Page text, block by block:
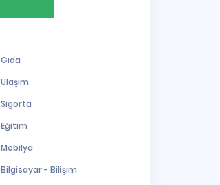
Gıda
Ulaşım
Sigorta
Eğitim
Mobilya
Bilgisayar - Bilişim